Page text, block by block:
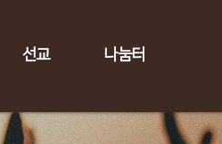
선교 나눔터